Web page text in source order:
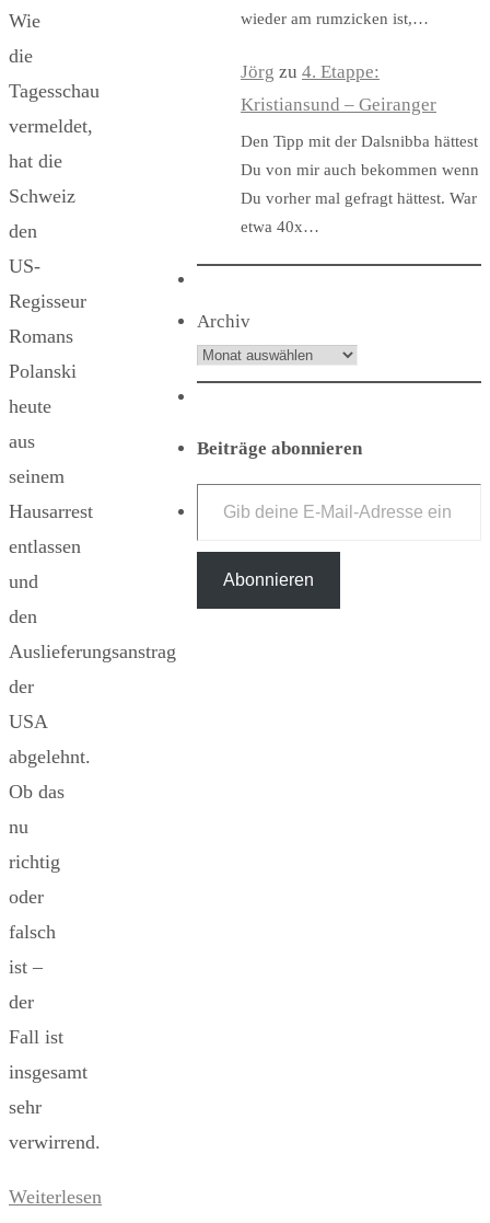
Wie
die
Tagesschau
vermeldet,
hat die
Schweiz
den
US-
Regisseur
Romans
Polanski
heute
aus
seinem
Hausarrest
entlassen
und
den
Auslieferungsanstrag
der
USA
abgelehnt.
Ob das
nu
richtig
oder
falsch
ist –
der
Fall ist
insgesamt
sehr
verwirrend.
Weiterlesen
wieder am rumzicken ist,…
Jörg zu 4. Etappe:
Kristiansund – Geiranger
Den Tipp mit der Dalsnibba hättest
Du von mir auch bekommen wenn
Du vorher mal gefragt hättest. War
etwa 40x…
Archiv
Beiträge abonnieren
Gib deine E-Mail-Adresse ein ...
Abonnieren